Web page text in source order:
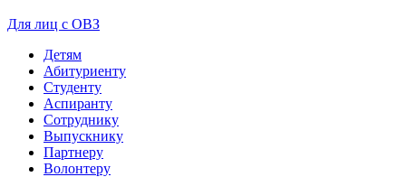
Для лиц с ОВЗ
Детям
Абитуриенту
Студенту
Аспиранту
Сотруднику
Выпускнику
Партнеру
Волонтеру